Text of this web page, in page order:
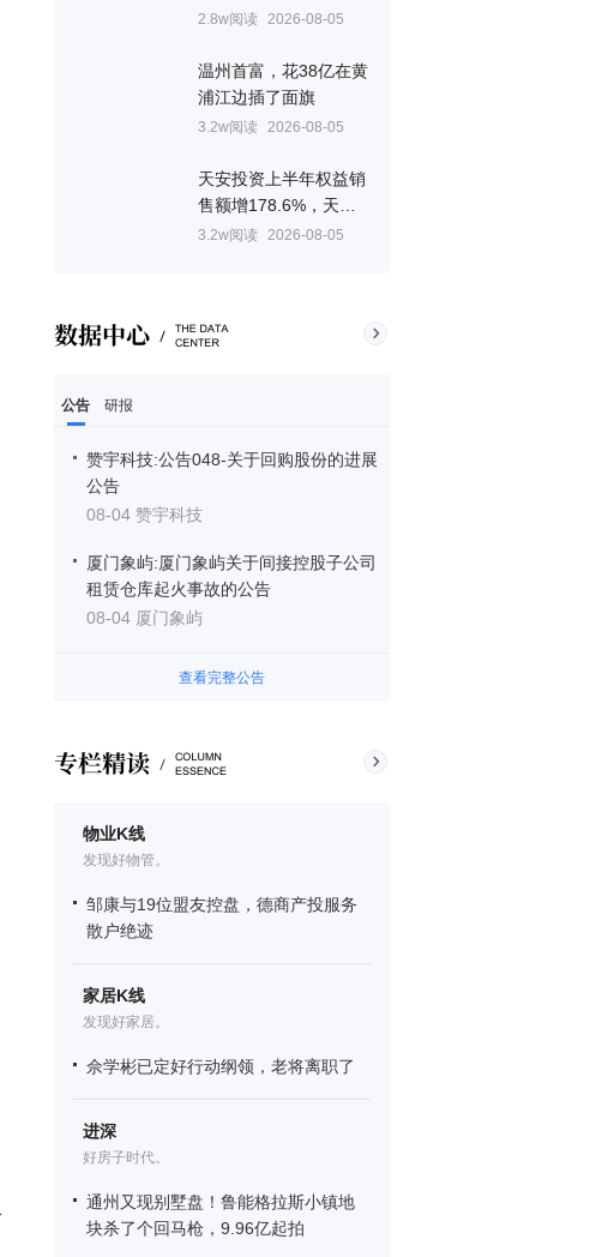
2.8w阅读 2026-08-05
温州首富，花38亿在黄
浦江边插了面旗
3.2w阅读 2026-08-05
天安投资上半年权益销
售额增178.6%，天安1
号均价逼近10万/㎡
3.2w阅读 2026-08-05
公告 研报
赞宇科技:公告048-关于回购股份的进展
公告
08-04 赞宇科技
厦门象屿:厦门象屿关于间接控股子公司
租赁仓库起火事故的公告
08-04 厦门象屿
查看完整公告
物业K线
发现好物管。
邹康与19位盟友控盘，德商产投服务
散户绝迹
家居K线
发现好家居。
佘学彬已定好行动纲领，老将离职了
进深
好房子时代。
通州又现别墅盘！鲁能格拉斯小镇地
块杀了个回马枪，9.96亿起拍